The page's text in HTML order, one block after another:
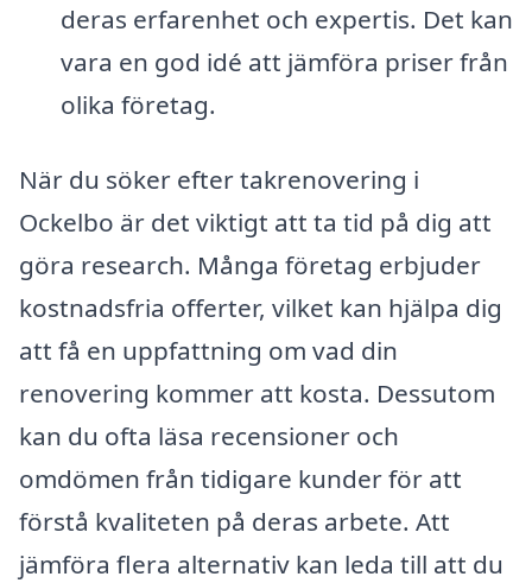
deras erfarenhet och expertis. Det kan
vara en god idé att jämföra priser från
olika företag.
När du söker efter takrenovering i
Ockelbo är det viktigt att ta tid på dig att
göra research. Många företag erbjuder
kostnadsfria offerter, vilket kan hjälpa dig
att få en uppfattning om vad din
renovering kommer att kosta. Dessutom
kan du ofta läsa recensioner och
omdömen från tidigare kunder för att
förstå kvaliteten på deras arbete. Att
jämföra flera alternativ kan leda till att du